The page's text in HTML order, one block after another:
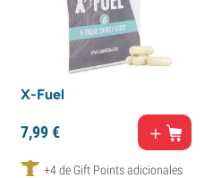
X-Fuel
7,99€
+4 de Gift Points adicionales